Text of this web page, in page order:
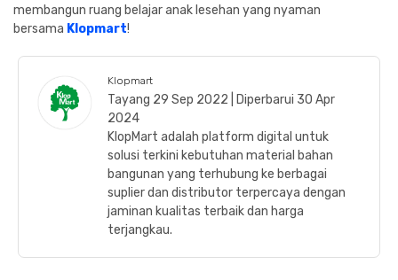
membangun ruang belajar anak lesehan yang nyaman
bersama Klopmart!
Klopmart
Tayang 29 Sep 2022 | Diperbarui 30 Apr
2024
KlopMart adalah platform digital untuk
solusi terkini kebutuhan material bahan
bangunan yang terhubung ke berbagai
suplier dan distributor terpercaya dengan
jaminan kualitas terbaik dan harga
terjangkau.